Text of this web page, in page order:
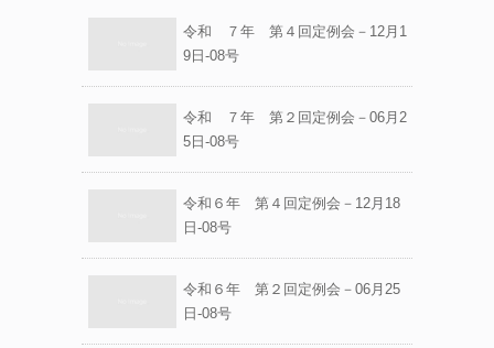
令和 ７年 第４回定例会－12月1
9日-08号
令和 ７年 第２回定例会－06月2
5日-08号
令和６年 第４回定例会－12月18
日-08号
令和６年 第２回定例会－06月25
日-08号